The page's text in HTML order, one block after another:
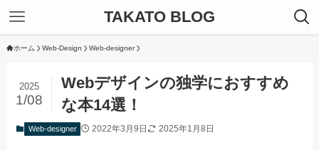
TAKATO BLOG
ホーム Web-Design Web-designer
Webデザインの独学におすすめ
な本14選！
2025
1/08
Web-designer 2022年3月9日 2025年1月8日